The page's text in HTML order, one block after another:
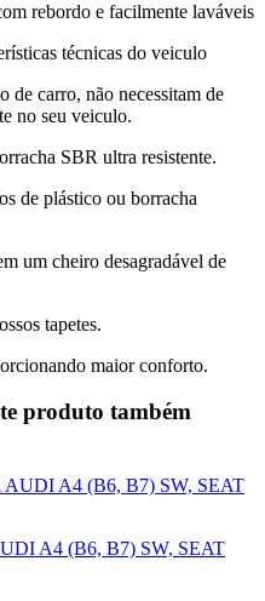
rebordo e facilmente laváveis
técnicas do veiculo
de carro, não necessitam de
no seu veiculo.
SBR ultra resistente.
de plástico ou borracha
um cheiro desagradável de
tapetes.
maior conforto.
produto também
A4 (B6, B7) SW, SEAT